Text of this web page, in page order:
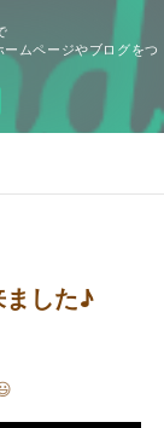
ムページやブログをつ
ました♪